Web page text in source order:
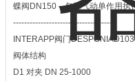
蝶阀DN150，包括气动单作用执
------------------------------------
INTERAPP阀门
阀体结构
D1 对夹 DN 25-1000